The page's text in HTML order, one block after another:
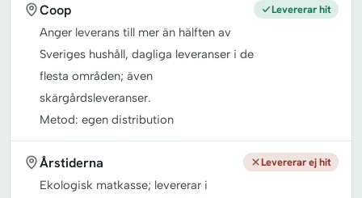
Coop
Anger leverans till mer än hälften av
Sveriges hushåll, dagliga leveranser i de
flesta områden; även
skärgårdsleveranser.
Metod: egen distribution
Levererar hit
Årstiderna
Ekologisk matkasse; levererar i
Levererar ej hit